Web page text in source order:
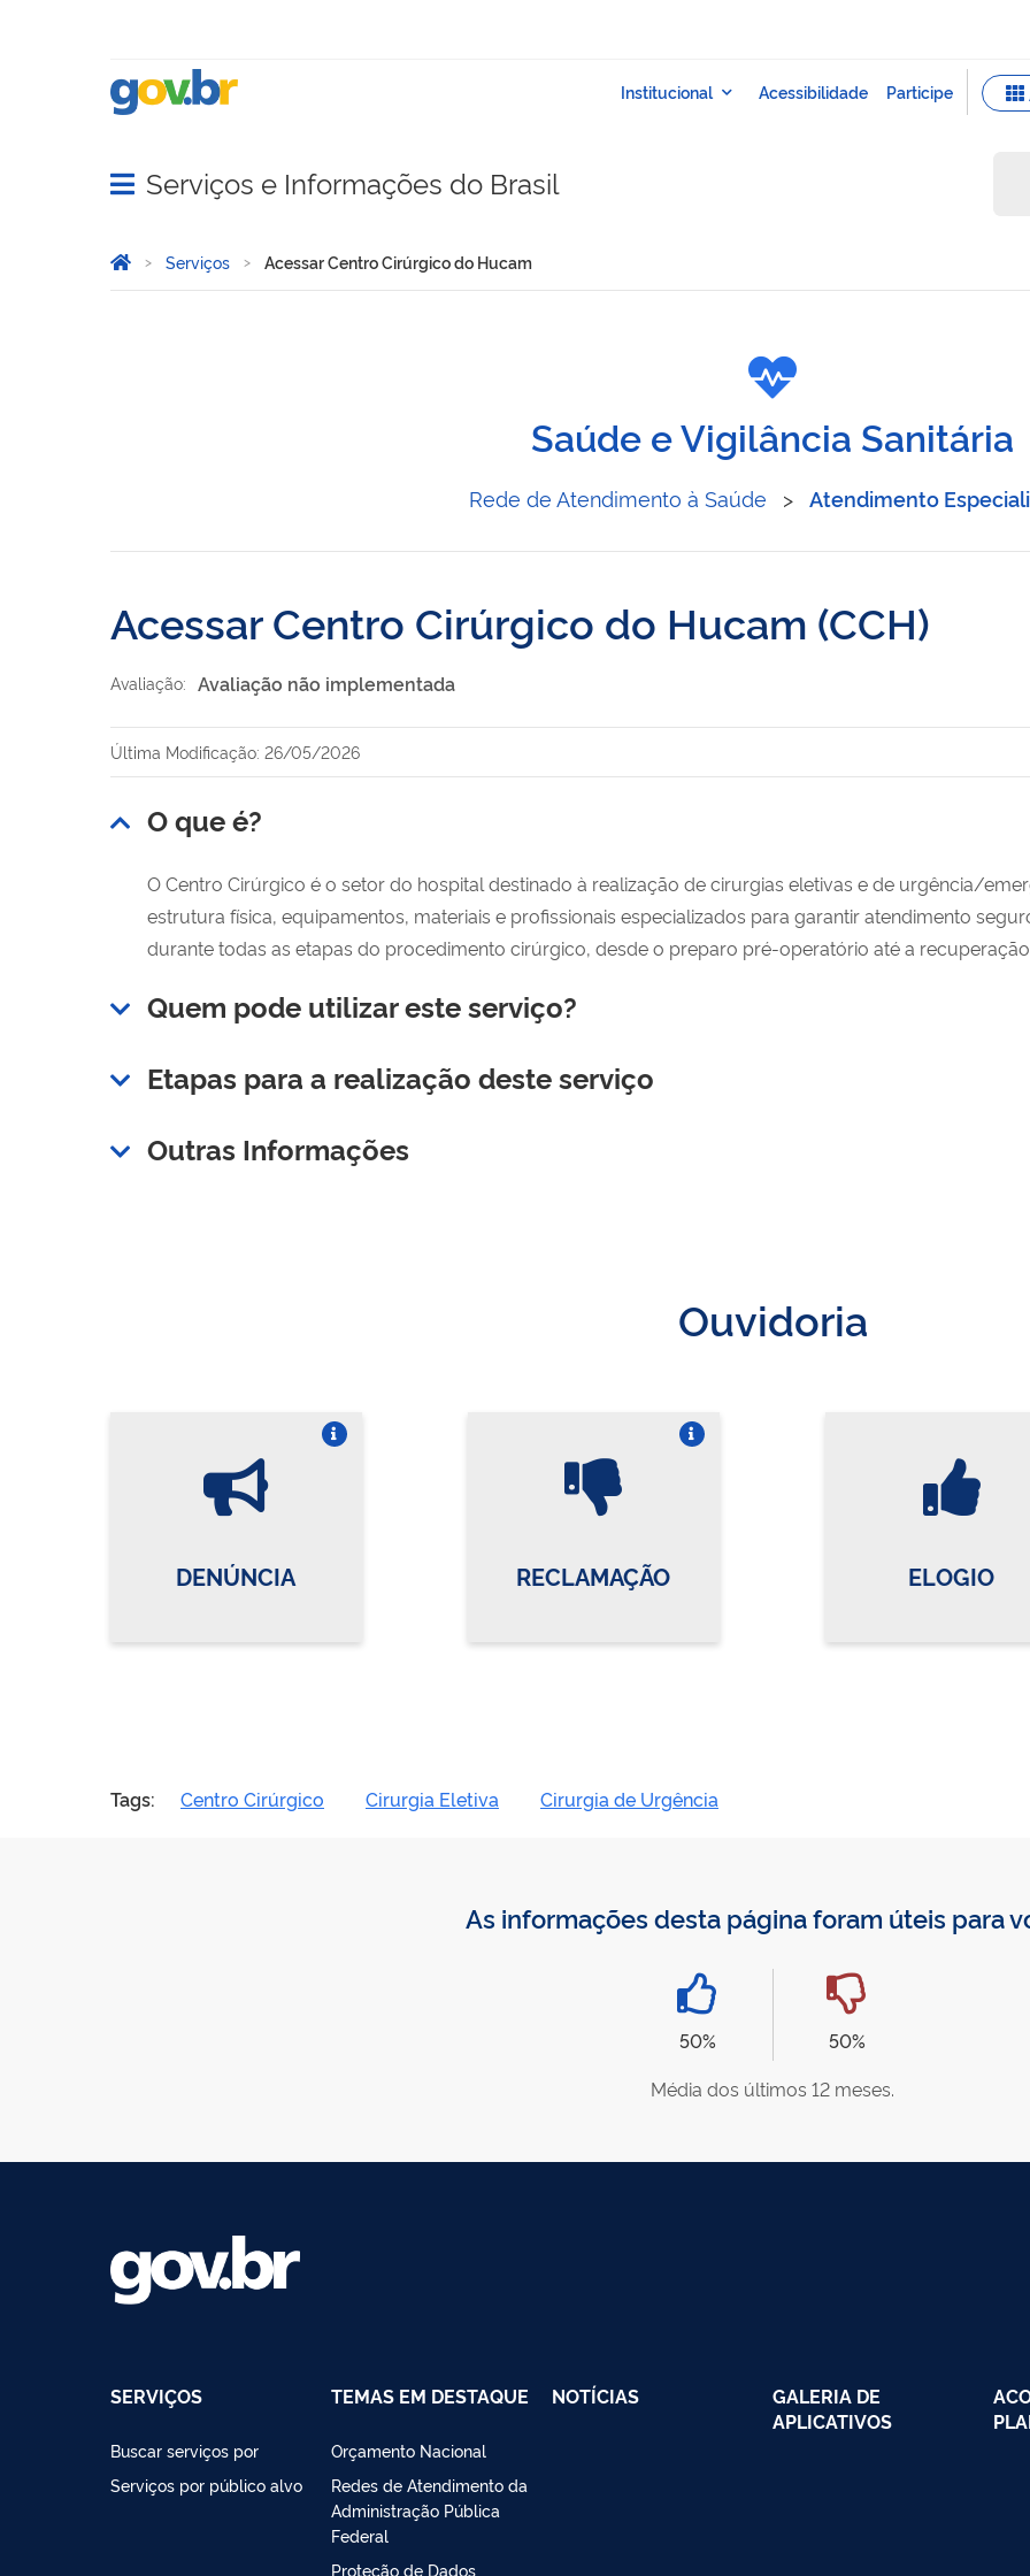
Abrir menu principal de navegação
Serviços e Informações do Brasil
Você está aqui:
Página Inicial
Serviços Acessar Centro Cirúrgico do Hucam
Saúde e Vigilância Sanitária
Rede de Atendimento à Saúde > Atendimento
Acessar Centro Cirúrgico do Hucam (CCH)
Avaliação: Avaliação não implementada
Última Modificação: 26/05/2026
O que é?
O Centro Cirúrgico é o setor do hospital destinado à realização de cirurgias eletivas e de urgência/
estrutura física, equipamentos, materiais e profissionais especializados para garantir atendimento
durante todas as etapas do procedimento cirúrgico, desde o preparo pré-operatório até a
Quem pode utilizar este serviço?
Etapas para a realização deste serviço
Outras Informações
Ouvidoria
DENÚNCIA RECLAMAÇÃO ELOGIO
Tags: Centro Cirúrgico Cirurgia Eletiva Cirurgia de Urgência
As informações desta página foram úteis para
50%
50%
Média dos últimos 12 meses.
SERVIÇOS
Buscar serviços por
Serviços por público alvo
TEMAS EM DESTAQUE
Orçamento Nacional
Redes de Atendimento da
Administração Pública
Federal
Proteção de Dados
NOTÍCIAS
GALERIA DE
APLICATIVOS